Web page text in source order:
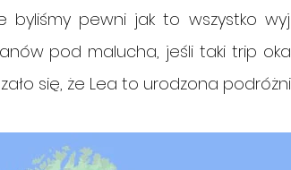
byliśmy pewni jak to wszystko
pod malucha, jeśli taki trip
się, że Lea to urodzona